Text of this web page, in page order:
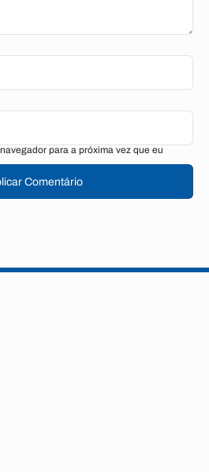
para a próxima vez que eu
Comentário